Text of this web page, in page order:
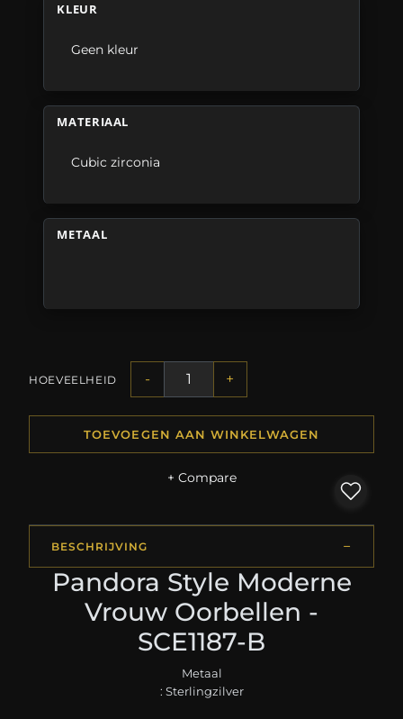
KLEUR
Geen kleur
MATERIAAL
Cubic zirconia
METAAL
HOEVEELHEID - +
TOEVOEGEN AAN WINKELWAGEN
+ Compare
BESCHRIJVING
Pandora Style Moderne
Vrouw Oorbellen -
SCE1187-B
Metaal
: Sterlingzilver